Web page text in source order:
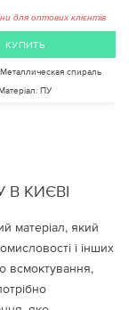
для оптових клієнтів
КУПИТЬ
Металлическая спираль
ПУ
КИЄВІ
матеріал, який
і інших
всмоктування,